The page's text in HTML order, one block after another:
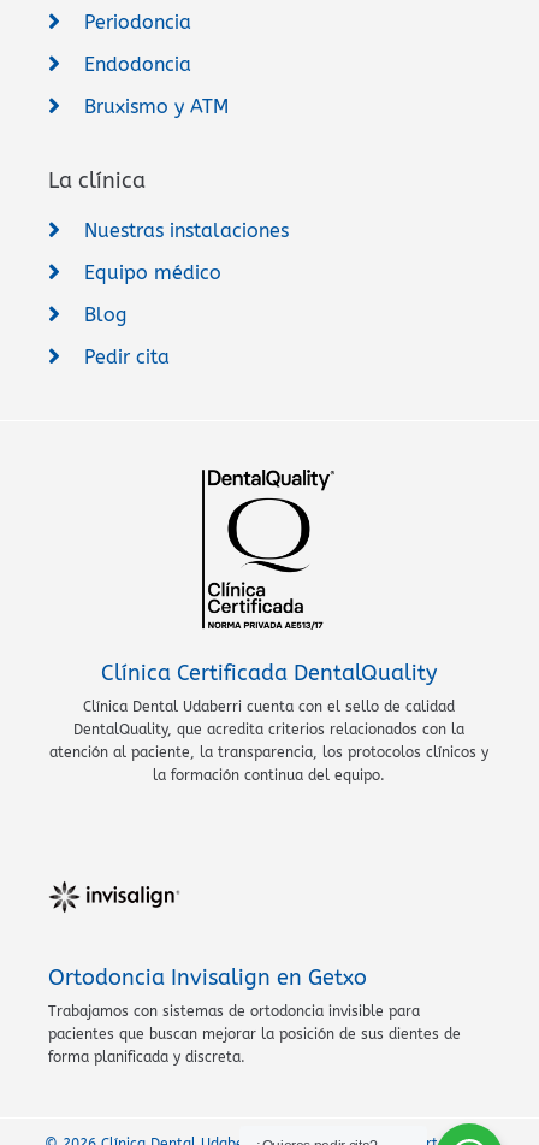
Periodoncia
Endodoncia
Bruxismo y ATM
La clínica
Nuestras instalaciones
Equipo médico
Blog
Pedir cita
Clínica Certificada DentalQuality
Clínica Dental Udaberri cuenta con el sello de calidad
DentalQuality, que acredita criterios relacionados con la
atención al paciente, la transparencia, los protocolos clínicos y
la formación continua del equipo.
Ortodoncia Invisalign en Getxo
Trabajamos con sistemas de ortodoncia invisible para
pacientes que buscan mejorar la posición de sus dientes de
forma planificada y discreta.